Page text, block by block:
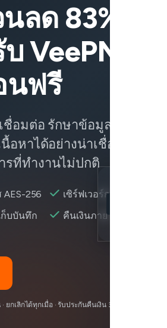
ลด 83%
VeePN +
นฟรี
ชื่อมต่อ รักษาข้อมูลให้ปลอด
นื้อหาได้อย่างน่าเชื่อถือจาก
รที่ทำงานไม่ปกติ
AES-256
เซิร์ฟเวอร์กว่า 2,600+ แ
ก็บบันทึก
คืนเงินภายใน 30 วัน
ยกเลิกได้ทุกเมื่อ · รับประกันคืนเงิน 30 วัน